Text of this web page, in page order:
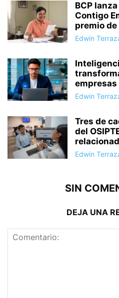
BCP
Contigo
premio de
Edwin
Edwin
Tres de
del
Edwin
SIN
DEJA UNA